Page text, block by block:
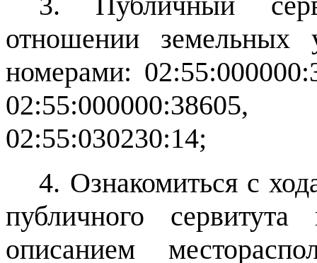
отношении земельных
номерами:
02:55:030230:14;
4. Ознакомиться с
публичного
описанием